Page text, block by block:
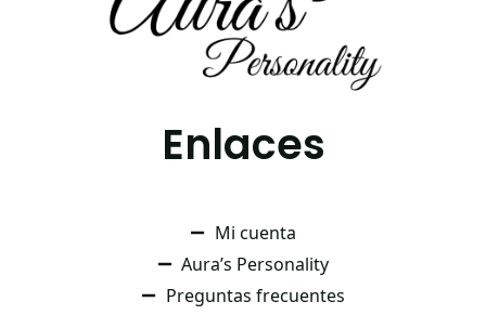
Enlaces
Mi cuenta
Aura’s Personality
Preguntas frecuentes